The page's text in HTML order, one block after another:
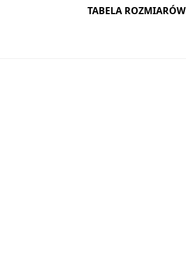
TABELA ROZMIARÓW